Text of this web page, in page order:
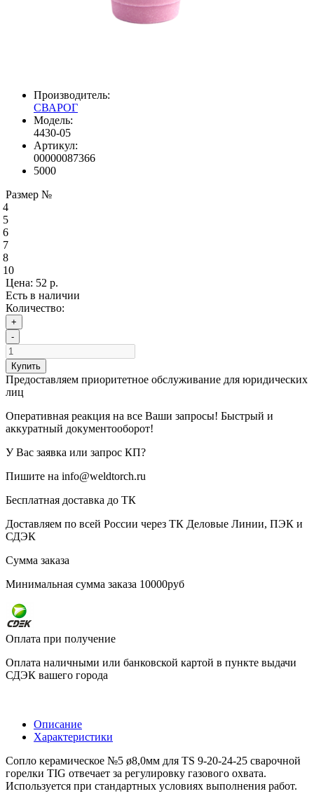
Производитель:
СВАРОГ
Модель:
4430-05
Артикул:
00000087366
5000
Размер №
4
5
6
7
8
10
Цена: 52 р.
Есть в наличии
Количество:
+
-
Купить
Предоставляем приоритетное обслуживание для юридических
лиц
Оперативная реакция на все Ваши запросы! Быстрый и
аккуратный документооборот!
У Вас заявка или запрос КП?
Пишите на info@weldtorch.ru
Бесплатная доставка до ТК
Доставляем по всей России через ТК Деловые Линии, ПЭК и
СДЭК
Сумма заказа
Минимальная сумма заказа 10000руб
Оплата при получение
Оплата наличными или банковской картой в пункте выдачи
СДЭК вашего города
Описание
Характеристики
Сопло керамическое №5 ø8,0мм для TS 9-20-24-25 сварочной
горелки TIG отвечает за регулировку газового охвата.
Используется при стандартных условиях выполнения работ.